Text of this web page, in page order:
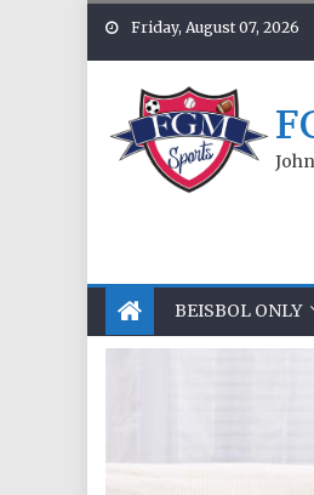
Friday, August 07, 2026
BEISBOL ONLY